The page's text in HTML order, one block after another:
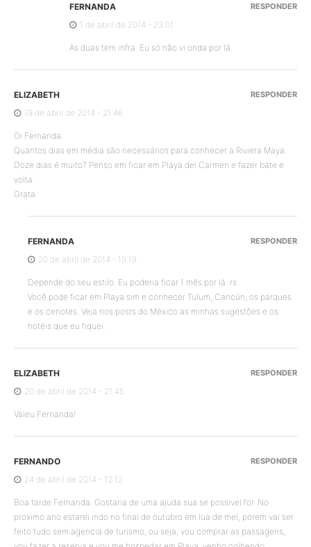
FERNANDA
1 de abril de 2014 - 23:01
As duas tem infra. Eu só não vi onda por lá.
RESPONDER
ELIZABETH
19 de abril de 2014 - 21:46
Oi Fernanda.
Quantos dias em média são necessários para conhecer a Riviera Maya.
Doze dias é muito? Penso em ficar em Playa del Carmen e fazer bate e
volta.
Grata.
RESPONDER
FERNANDA
20 de abril de 2014 - 19:19
Depende do seu estilo. Eu poderia ficar 1 mês por lá. rs
Você pode ficar em Playa sim e conhecer Tulum, Cancún, os parques
e os cenotes. Veja nos posts do México as minhas sugestões e os
hotéis que eu fiquei.
RESPONDER
ELIZABETH
20 de abril de 2014 - 21:45
Valeu Fernanda!
RESPONDER
FERNANDO
24 de abril de 2014 - 12:12
Boa tarde Fernanda. Gostaria de uma ajuda sua se possivel for. No
proximo ano estarei indo no final de outubro em lua de mel, porem vai ser
feito tudo sem agencia de turismo, ou seja, vou comprar as passagens,
RESPONDER